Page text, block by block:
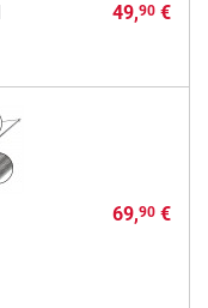
49,90€
69,90€